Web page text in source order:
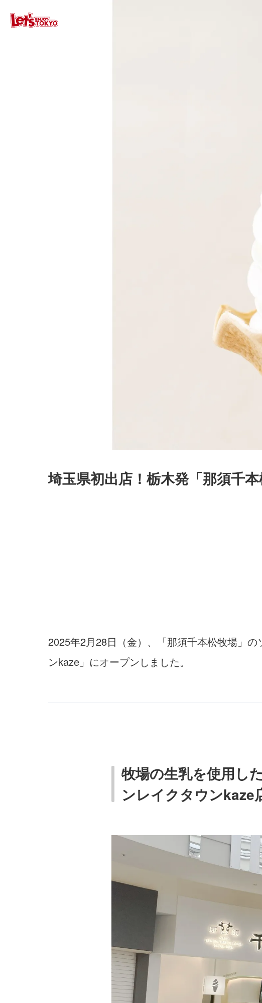
埼玉県初出店！栃木発「那須千
2025年2月28日（金）、「那須千本松牧場」
ンkaze」にオープンしました。
牧場の生乳を使用し
ンレイクタウンkaze